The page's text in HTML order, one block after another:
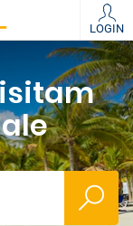
LOGIN